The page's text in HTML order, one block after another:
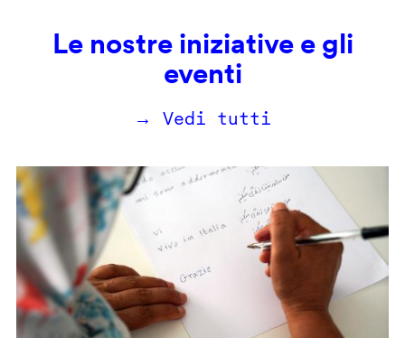
Le nostre iniziative e gli
eventi
→ Vedi tutti